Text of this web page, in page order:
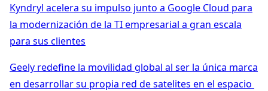
Kyndryl acelera su impulso junto a Google Cloud para
la modernización de la TI empresarial a gran escala
para sus clientes
Geely redefine la movilidad global al ser la única marca
en desarrollar su propia red de satelites en el espacio